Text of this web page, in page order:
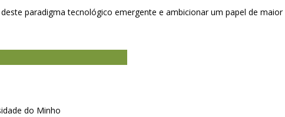
paradigma tecnológico emergente e ambicionar um papel de maior
do Minho